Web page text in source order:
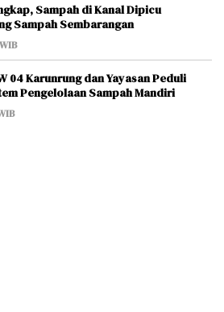
Sampah di Kanal Dipicu
Sampah Sembarangan
04 Karunrung dan Yayasan Peduli
Pengelolaan Sampah Mandiri